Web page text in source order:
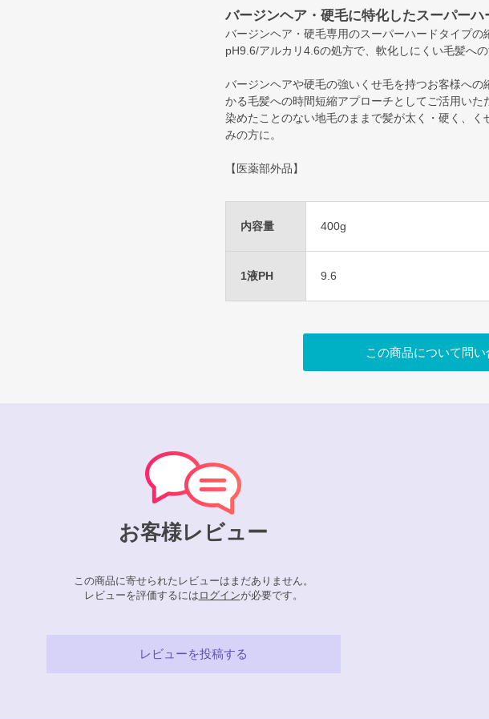
バージンヘア・硬毛に特化したスーパーハ
バージンヘア・硬毛専用のスーパーハードタイプの
pH9.6/アルカリ4.6の処方で、軟化しにくい毛髪への
バージンヘアや硬毛の強いくせ毛を持つお客様へ
かる毛髪への時間短縮アプローチとしてご活用いた
染めたことのない地毛のままで髪が太く・硬く、
みの方に。
【医薬部外品】
内容量 400g
1液PH 9.6
この商品について問い
お客様レビュー
この商品に寄せられたレビューはまだありません。
レビューを評価するには ログインが必要です。
レビューを投稿する